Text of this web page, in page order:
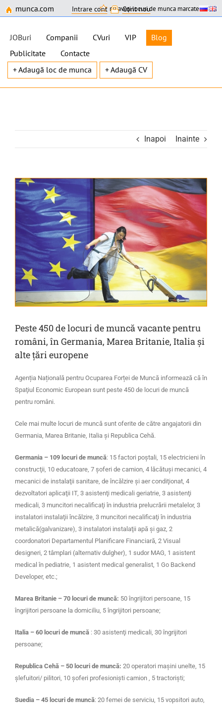
munca.com Intrare cont Cont nou
nu aveți locuri de munca marcate
JOBuri Companii CVuri VIP
Blog
Publicitate
Contacte
+ Adaugă loc de munca
+ Adaugă CV
content
Inapoi Inainte
View
Larger
Image
Peste 450 de locuri de muncă vacante pentru
români, în Germania, Marea Britanie, Italia și
alte țări europene
Agenția Națională pentru Ocuparea Forței de Muncă informează că în
Spaţiul Economic European sunt peste 450 de locuri de muncă
pentru români.
Cele mai multe locuri de muncă sunt oferite de către angajatorii din
Germania, Marea Britanie, Italia și Republica Cehă.
Germania – 109 locuri de muncă: 15 factori poştali, 15 electricieni în
construcţii, 10 educatoare, 7 şoferi de camion, 4 lăcătuşi mecanici, 4
mecanici de instalaţii sanitare, de încălzire şi aer condiţionat, 4
dezvoltatori aplicaţii IT, 3 asistenţi medicali geriatrie, 3 asistenţi
medicali, 3 muncitori necalificaţi în industria prelucrării metalelor, 3
instalatori instalaţii încălzire , 3 muncitori necalificaţi în industria
metalică(galvanizare), 3 instalatori instalaţii apă şi gaz, 2
coordonatori Departamentul Planificare Financiară, 2 Visual
designeri, 2 tâmplari (alternativ dulgher), 1 sudor MAG, 1 asistent
medical în pediatrie, 1 asistent medical generalist, 1 Go Backend
Developer, etc.;
Marea Britanie – 70 locuri de muncă: 50 îngrijitori persoane, 15
îngrijitori persoane la domiciliu, 5 îngrijitori persoane;
Italia – 60 locuri de muncă : 30 asistenţi medicali, 30 îngrijitori
persoane;
Republica Cehă – 50 locuri de muncă: 20 operatori maşini unelte, 15
şlefuitori/ pilitori, 10 şoferi profesionişti camion , 5 tractorişti;
Suedia – 45 locuri de muncă: 20 femei de serviciu, 15 vopsitori auto,